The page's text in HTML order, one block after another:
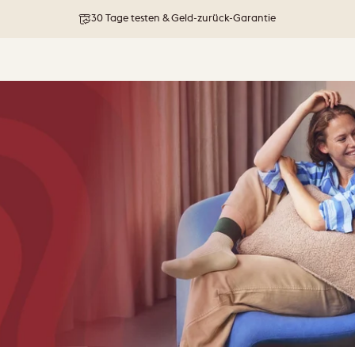
30 Tage testen & Geld-zurück-Garantie